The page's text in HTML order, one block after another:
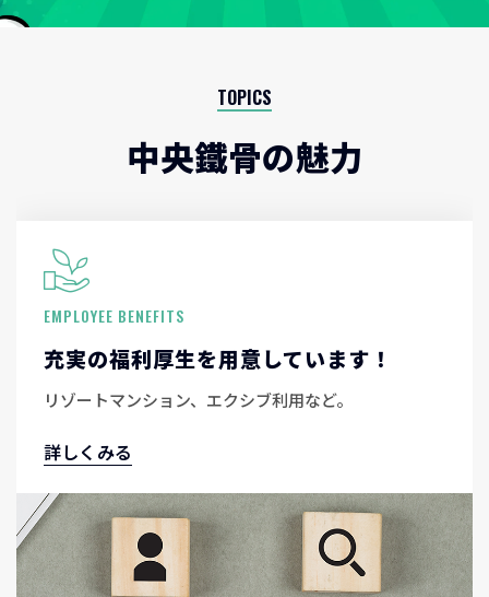
TOPICS
中央鐵骨の魅力
EMPLOYEE BENEFITS
充実の福利厚生を用意しています！
リゾートマンション、エクシブ利用など。
詳しくみる